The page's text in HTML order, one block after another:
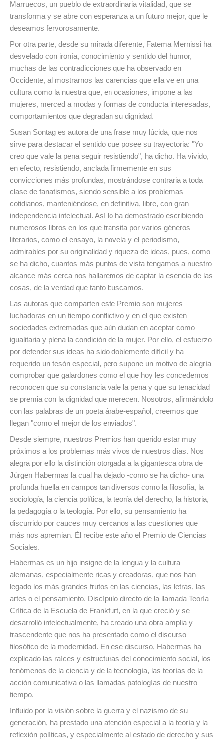
Marruecos, un pueblo de extraordinaria vitalidad, que se
transforma y se abre con esperanza a un futuro mejor, que le
deseamos fervorosamente.
Por otra parte, desde su mirada diferente, Fatema Mernissi ha
desvelado con ironía, conocimiento y sentido del humor,
muchas de las contradicciones que ha observado en
Occidente, al mostrarnos las carencias que ella ve en una
cultura como la nuestra que, en ocasiones, impone a las
mujeres, merced a modas y formas de conducta interesadas,
comportamientos que degradan su dignidad.
Susan Sontag es autora de una frase muy lúcida, que nos
sirve para destacar el sentido que posee su trayectoria: "Yo
creo que vale la pena seguir resistiendo", ha dicho. Ha vivido,
en efecto, resistiendo, anclada firmemente en sus
convicciones más profundas, mostrándose contraria a toda
clase de fanatismos, siendo sensible a los problemas
cotidianos, manteniéndose, en definitiva, libre, con gran
independencia intelectual. Así lo ha demostrado escribiendo
numerosos libros en los que transita por varios géneros
literarios, como el ensayo, la novela y el periodismo,
admirables por su originalidad y riqueza de ideas, pues, como
se ha dicho, cuantos más puntos de vista tengamos a nuestro
alcance más cerca nos hallaremos de captar la esencia de las
cosas, de la verdad que tanto buscamos.
Las autoras que comparten este Premio son mujeres
luchadoras en un tiempo conflictivo y en el que existen
sociedades extremadas que aún dudan en aceptar como
igualitaria y plena la condición de la mujer. Por ello, el esfuerzo
por defender sus ideas ha sido doblemente difícil y ha
requerido un tesón especial, pero supone un motivo de alegría
comprobar que galardones como el que hoy les concedemos
reconocen que su constancia vale la pena y que su tenacidad
se premia con la dignidad que merecen. Nosotros, afirmándolo
con las palabras de un poeta árabe-español, creemos que
llegan "como el mejor de los enviados".
Desde siempre, nuestros Premios han querido estar muy
próximos a los problemas más vivos de nuestros días. Nos
alegra por ello la distinción otorgada a la gigantesca obra de
Jürgen Habermas la cual ha dejado -como se ha dicho- una
profunda huella en campos tan diversos como la filosofía, la
sociología, la ciencia política, la teoría del derecho, la historia,
la pedagogía o la teología. Por ello, su pensamiento ha
discurrido por cauces muy cercanos a las cuestiones que
más nos apremian. Él recibe este año el Premio de Ciencias
Sociales.
Habermas es un hijo insigne de la lengua y la cultura
alemanas, especialmente ricas y creadoras, que nos han
legado los más grandes frutos en las ciencias, las letras, las
artes o el pensamiento. Discípulo directo de la llamada Teoría
Crítica de la Escuela de Frankfurt, en la que creció y se
desarrolló intelectualmente, ha creado una obra amplia y
trascendente que nos ha presentado como el discurso
filosófico de la modernidad. En ese discurso, Habermas ha
explicado las raíces y estructuras del conocimiento social, los
fenómenos de la ciencia y de la tecnología, las teorías de la
acción comunicativa o las llamadas patologías de nuestro
tiempo.
Influido por la visión sobre la guerra y el nazismo de su
generación, ha prestado una atención especial a la teoría y la
reflexión políticas, y especialmente al estado de derecho y sus